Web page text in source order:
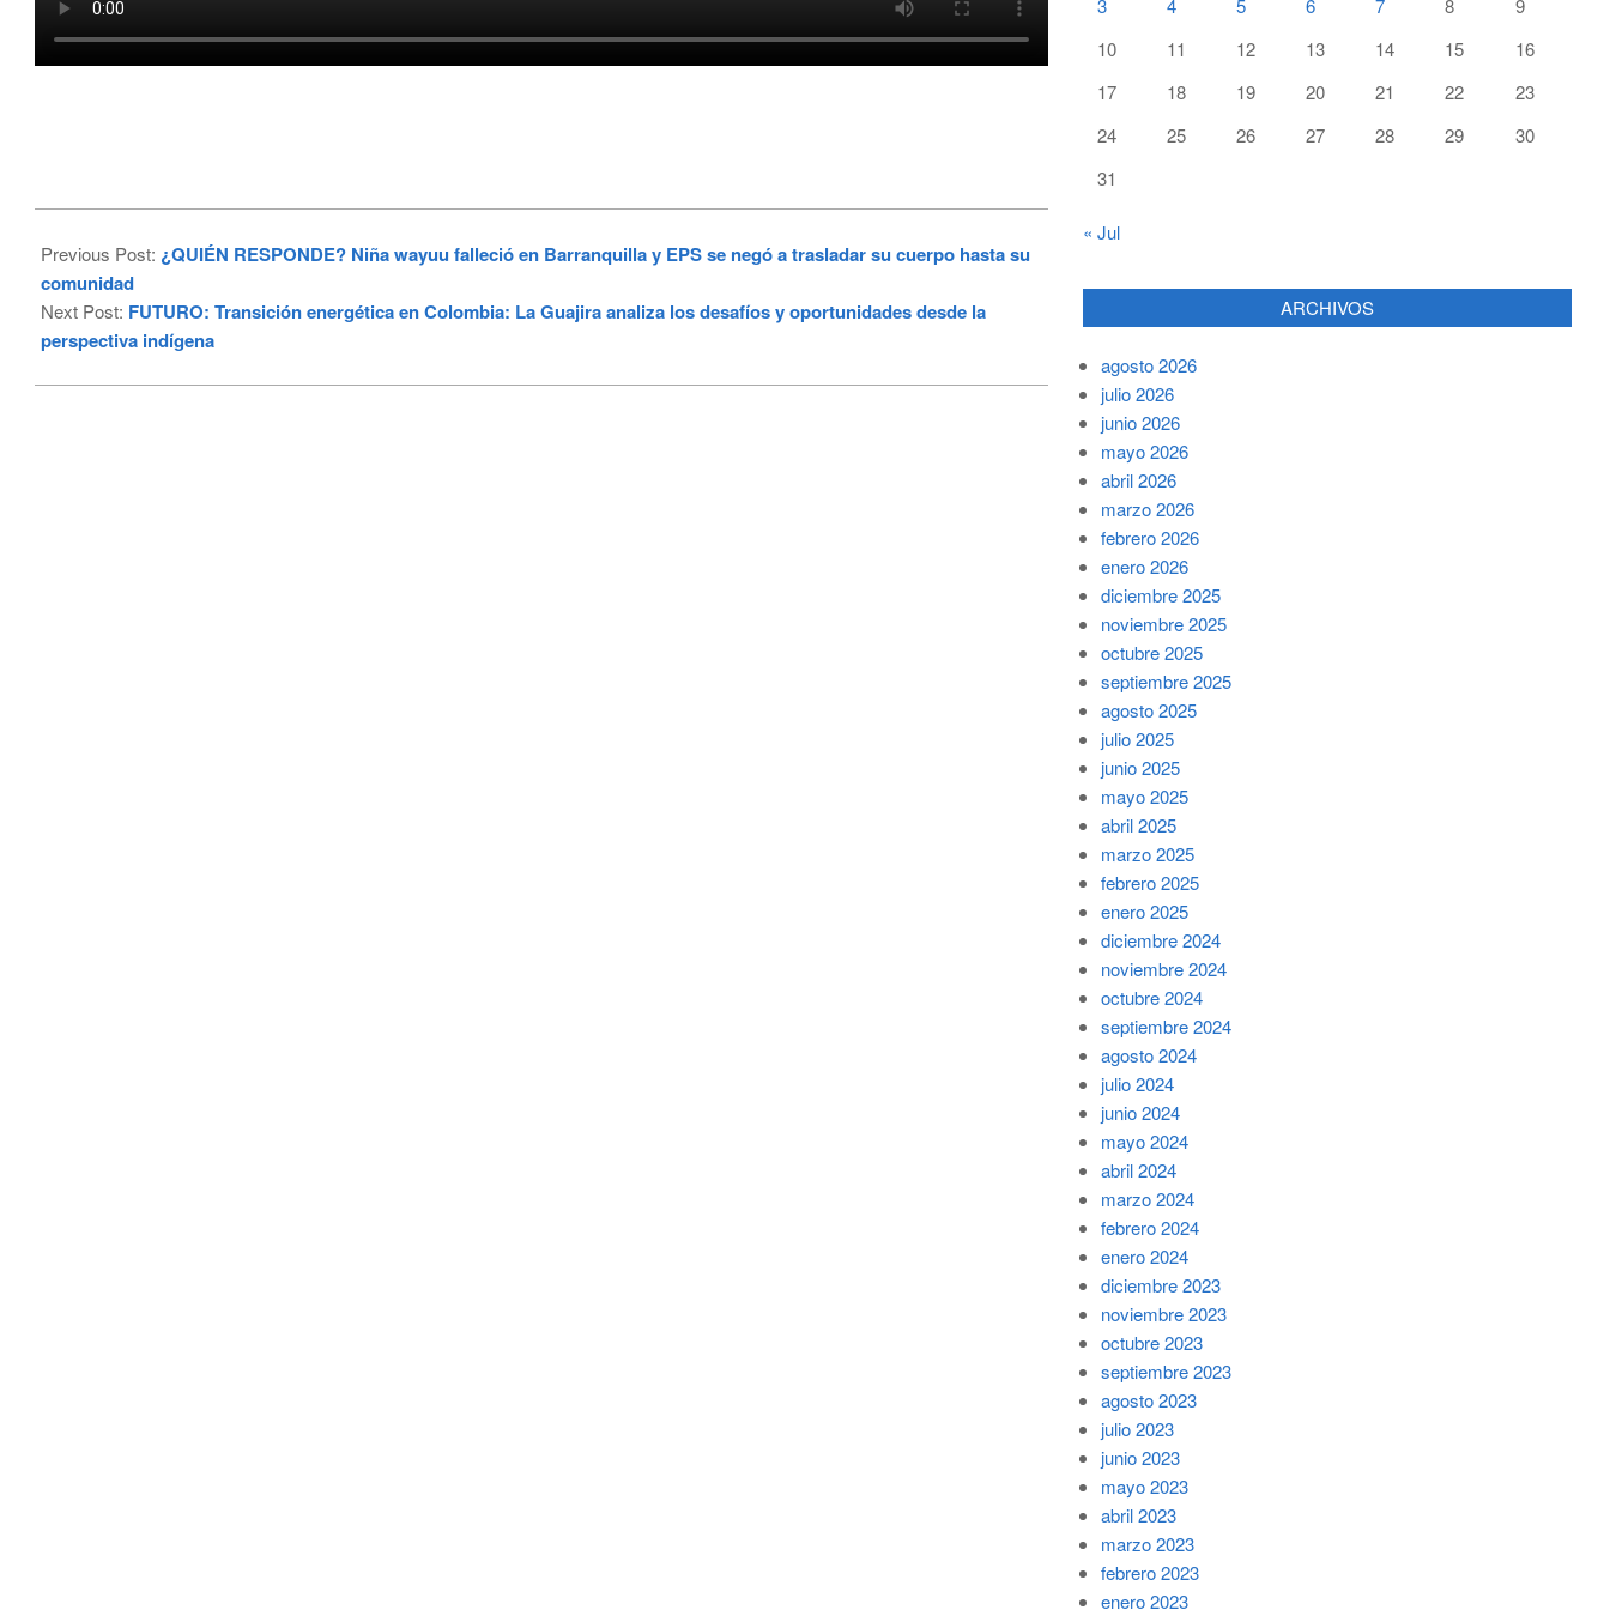
12-
17
Previous Post: ¿QUIÉN RESPONDE? Niña wayuu falleció en Barranquilla y EPS se negó a trasladar su cuerpo hasta su
comunidad
Next Post: FUTURO: Transición energética en Colombia: La Guajira analiza los desafíos y oportunidades desde la
perspectiva indígena
3
4 5 6 7 8
9
10
11 12 13 14 15
16
17
18 19 20 21 22
23
24
25 26 27 28 29
30
31
« Jul
ARCHIVOS
agosto 2026
julio 2026
junio 2026
mayo 2026
abril 2026
marzo 2026
febrero 2026
enero 2026
diciembre 2025
noviembre 2025
octubre 2025
septiembre 2025
agosto 2025
julio 2025
junio 2025
mayo 2025
abril 2025
marzo 2025
febrero 2025
enero 2025
diciembre 2024
noviembre 2024
octubre 2024
septiembre 2024
agosto 2024
julio 2024
junio 2024
mayo 2024
abril 2024
marzo 2024
febrero 2024
enero 2024
diciembre 2023
noviembre 2023
octubre 2023
septiembre 2023
agosto 2023
julio 2023
junio 2023
mayo 2023
abril 2023
marzo 2023
febrero 2023
enero 2023